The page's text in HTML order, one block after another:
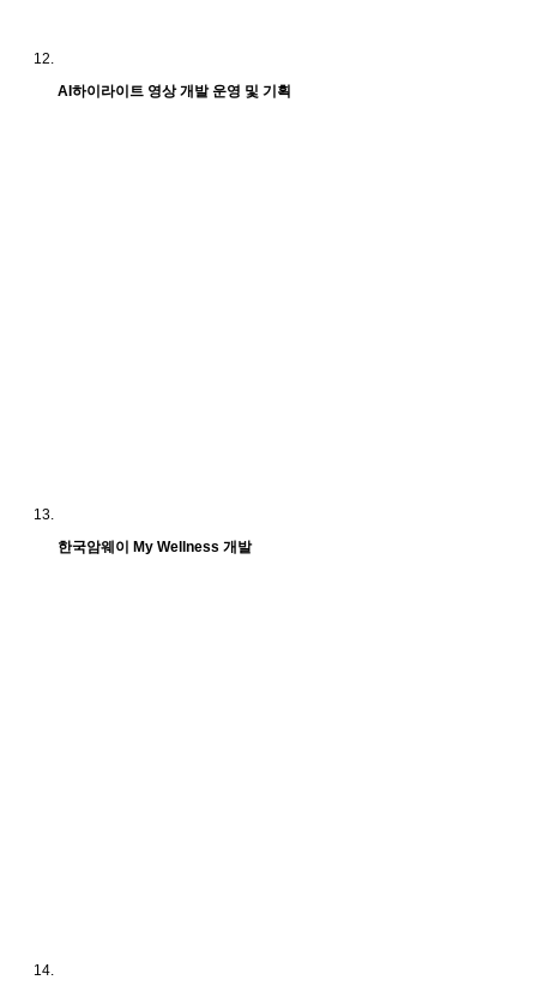
AI하이라이트 영상 개발 운영 및 기획
한국암웨이 My Wellness 개발